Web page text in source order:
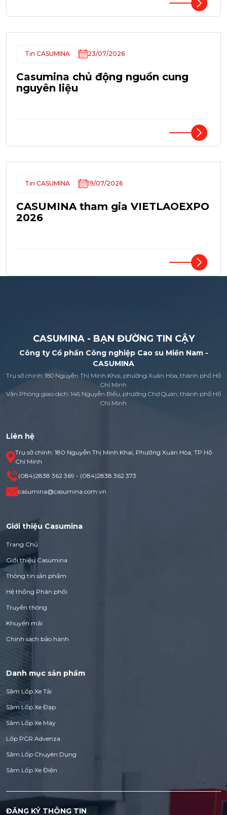
Tin CASUMINA 23/07/2026
Casumina chủ động nguồn cung
nguyên liệu
Tin CASUMINA 19/07/2026
CASUMINA tham gia VIETLAOEXPO
2026
CASUMINA - BẠN ĐƯỜNG TIN CẬY
Công ty Cổ phần Công nghiệp Cao su Miền Nam -
CASUMINA
Trụ sở chính: 180 Nguyễn Thị Minh Khai, phường Xuân Hòa, thành phố Hồ
Chí Minh
Văn Phòng giao dịch: 146 Nguyễn Biểu, phường Chợ Quán, thành phố Hồ
Chí Minh
Liên hệ
Trụ sở chính: 180 Nguyễn Thị Minh Khai, Phường Xuân Hòa, TP Hồ
Chí Minh
(084)2838 362 369 - (084)2838 362 373
casumina@casumina.com.vn
Giới thiệu Casumina
Trang Chủ
Giới thiệu Casumina
Thông tin sản phẩm
Hệ thống Phân phối
Truyền thông
Khuyến mãi
Chính sách bảo hành
Danh mục sản phẩm
Săm Lốp Xe Tải
Săm Lốp Xe Đạp
Săm Lốp Xe Máy
Lốp PCR Advenza
Săm Lốp Chuyên Dụng
Săm Lốp Xe Điện
ĐĂNG KÝ THÔNG TIN